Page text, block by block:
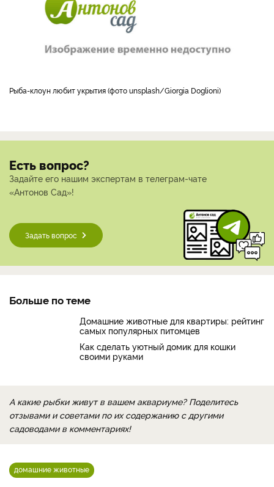
Рыба-клоун любит укрытия (фото unsplash/Giorgia Doglioni)
Есть вопрос?
Задайте его нашим экспертам в телеграм-чате
«Антонов Сад»!
Задать вопрос
Больше по теме
Домашние животные для квартиры: рейтинг
самых популярных питомцев
Как сделать уютный домик для кошки
своими руками
А какие рыбки живут в вашем аквариуме? Поделитесь
отзывами и советами по их содержанию с другими
садоводами в комментариях!
домашние животные